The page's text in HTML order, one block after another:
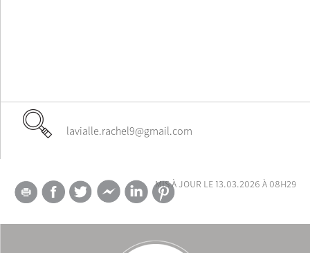
lavialle.rachel9@gmail.com
mis à jour le 13.03.2026 à 08h29